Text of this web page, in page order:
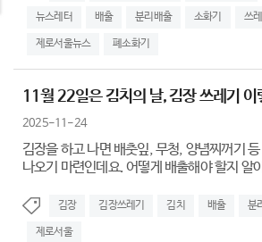
뉴스레터 배출 분리배출 소화기 쓰레
제로서울뉴스 폐소화기
11월 22일은 김치의 날, 김장 쓰레기
2025-11-24
김장을 하고 나면 배춧잎, 무청, 양념찌꺼기
나오기 마련인데요. 어떻게 배출해야 할지 알
김장 김장쓰레기 김치 배출 분
제로서울